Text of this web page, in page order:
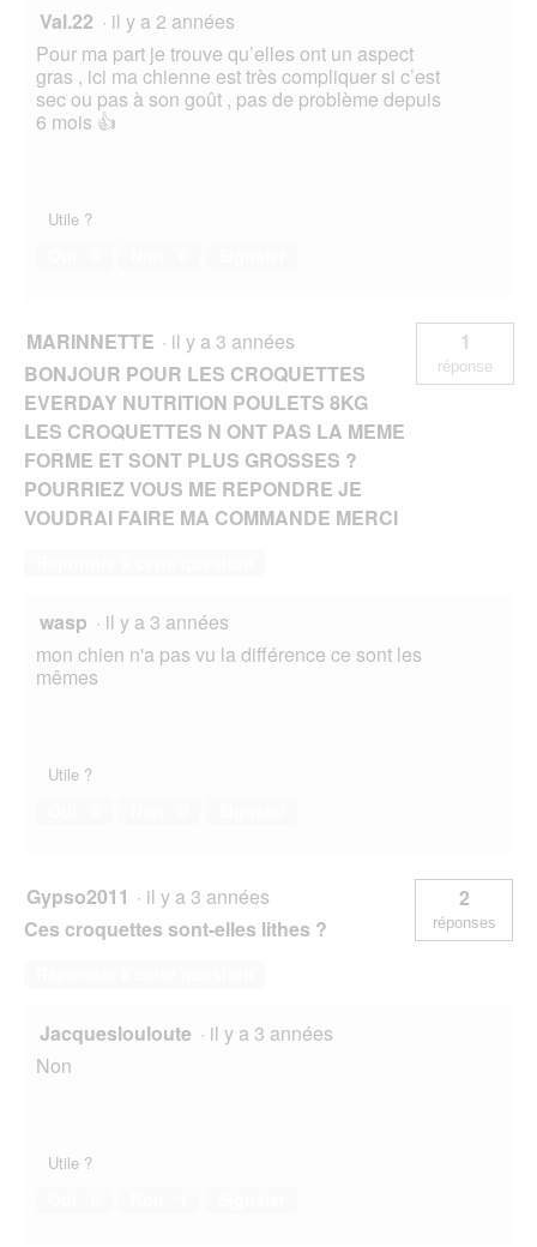
Val.22 · il y a 2 années
Pour ma part je trouve qu’elles ont un aspect
gras , ici ma chienne est très compliquer si c’est
sec ou pas à son goût , pas de problème depuis
6 mois 👍
Utile ?
MARINNETTE · il y a 3 années
BONJOUR POUR LES CROQUETTES
EVERDAY NUTRITION POULETS 8KG
LES CROQUETTES N ONT PAS LA MEME
FORME ET SONT PLUS GROSSES ?
POURRIEZ VOUS ME REPONDRE JE
VOUDRAI FAIRE MA COMMANDE MERCI
1
réponse
wasp · il y a 3 années
mon chien n'a pas vu la différence ce sont les
mêmes
Utile ?
Gypso2011 · il y a 3 années
Ces croquettes sont-elles lithes ?
2
réponses
Jacqueslouloute · il y a 3 années
Non
Utile ?